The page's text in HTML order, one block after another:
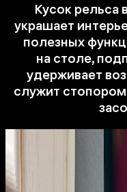
Кусок рельса
украшает
полезных
на столе,
удерживает
служит